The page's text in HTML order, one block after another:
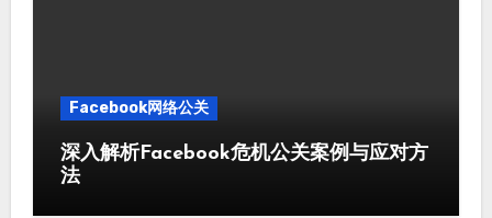
Facebook网络公关
深入解析Facebook危机公关案例与应对方
法